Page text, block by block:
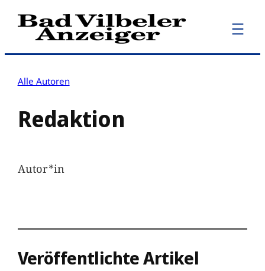
Zum
Inhalt
Alle Autoren
Redaktion
Autor*in
Veröffentlichte Artikel